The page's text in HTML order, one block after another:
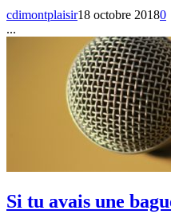
cdimontplaisir18 octobre 20180
...
Si tu avais une